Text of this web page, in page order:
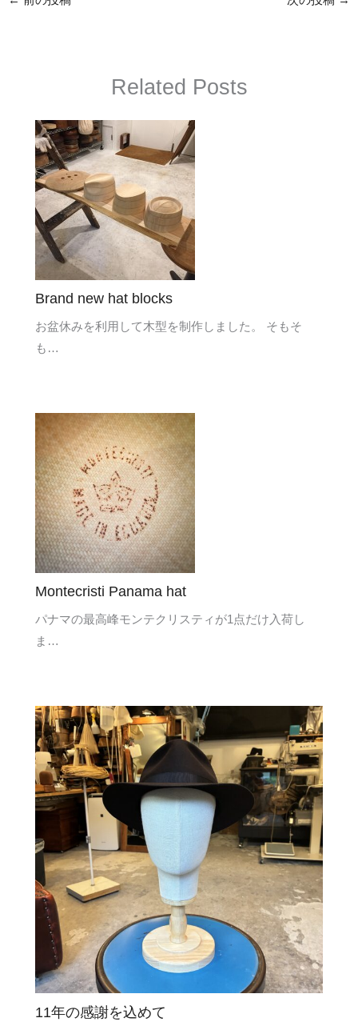
Related Posts
Brand new hat blocks
お盆休みを利用して木型を制作しました。 そもそ
も…
Montecristi Panama hat
パナマの最高峰モンテクリスティが1点だけ入荷し
ま…
11年の感謝を込めて